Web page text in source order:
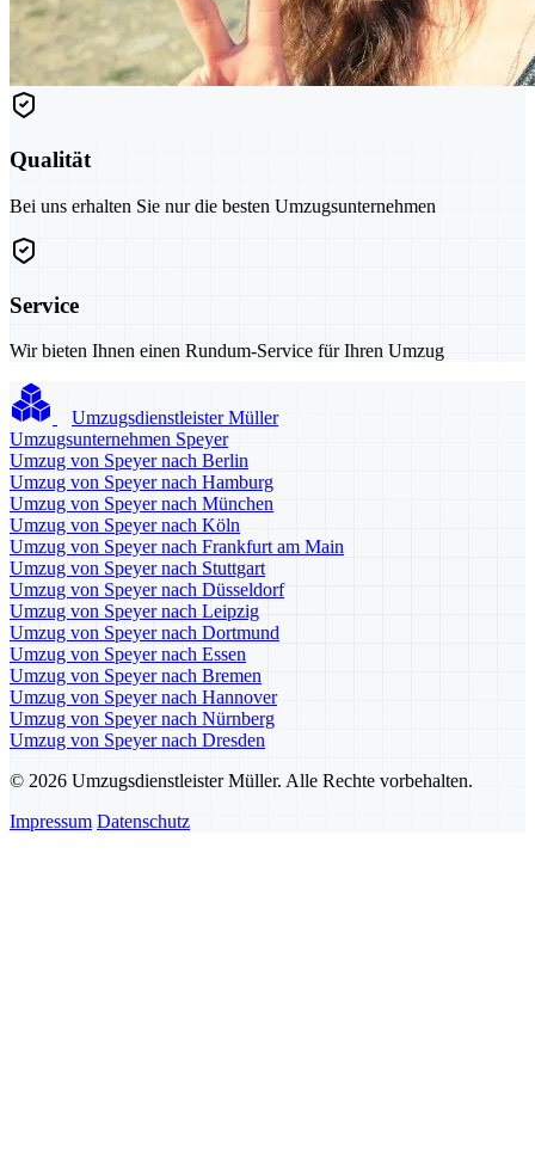
Qualität
Bei uns erhalten Sie nur die besten Umzugsunternehmen
Service
Wir bieten Ihnen einen Rundum-Service für Ihren Umzug
Umzugsdienstleister Müller
Umzugsunternehmen Speyer
Umzug von Speyer nach Berlin
Umzug von Speyer nach Hamburg
Umzug von Speyer nach München
Umzug von Speyer nach Köln
Umzug von Speyer nach Frankfurt am Main
Umzug von Speyer nach Stuttgart
Umzug von Speyer nach Düsseldorf
Umzug von Speyer nach Leipzig
Umzug von Speyer nach Dortmund
Umzug von Speyer nach Essen
Umzug von Speyer nach Bremen
Umzug von Speyer nach Hannover
Umzug von Speyer nach Nürnberg
Umzug von Speyer nach Dresden
© 2026 Umzugsdienstleister Müller. Alle Rechte vorbehalten.
Impressum Datenschutz